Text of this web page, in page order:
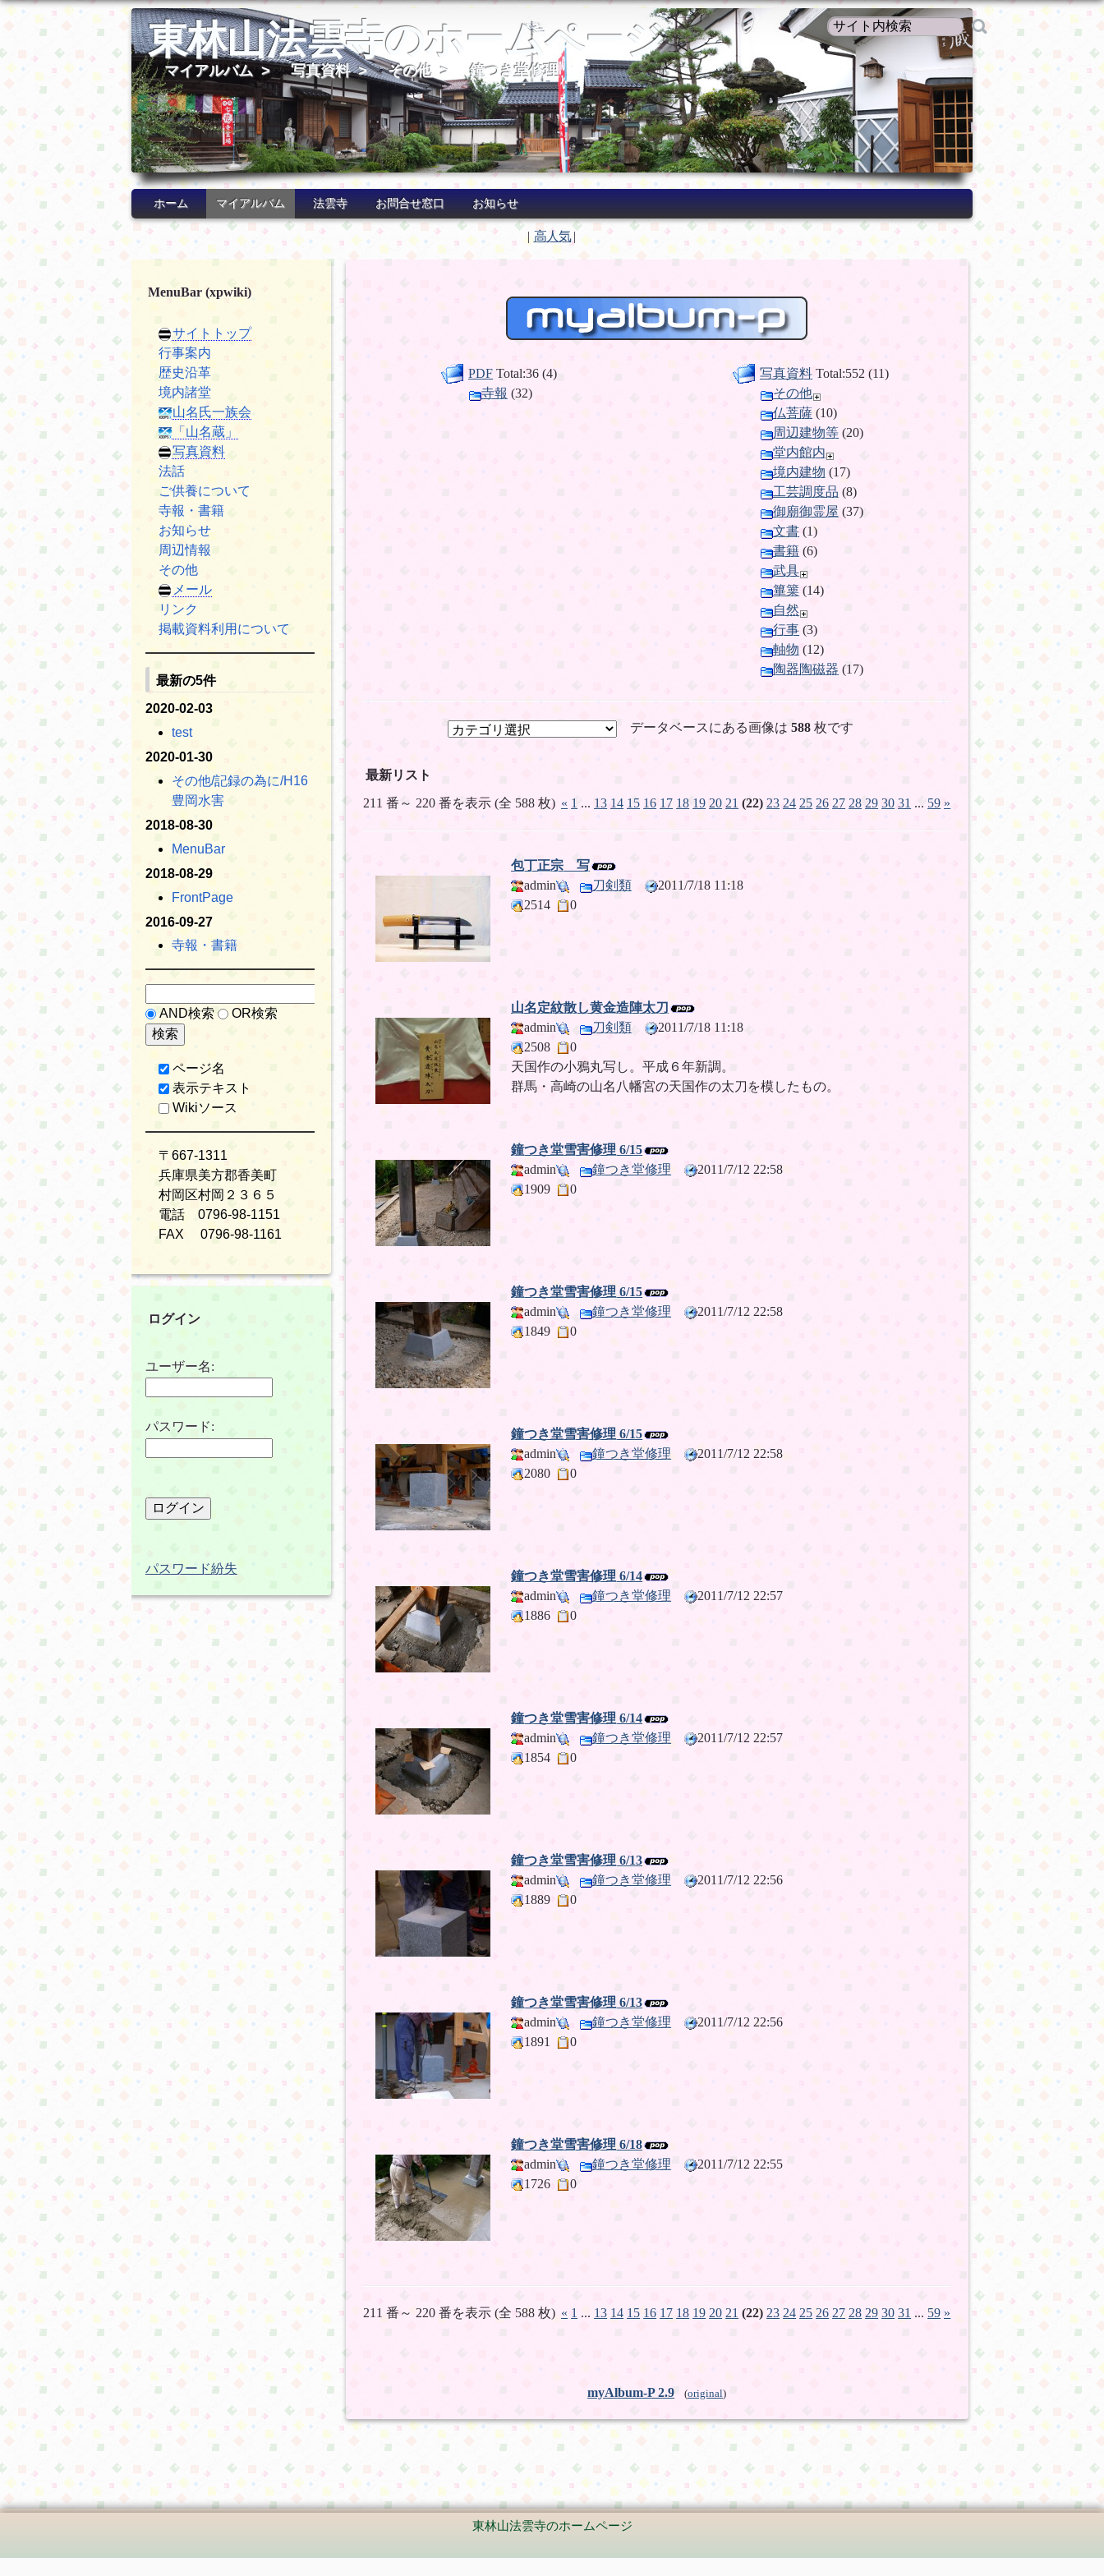
東林山法雲寺のホームページ
マイアルバム > 写真資料> その他 > 鐘つき堂修理
ホーム マイアルバム 法雲寺 お問合せ窓口 お知らせ
|高人気|
PDF Total:36 (4)
寺報 (32)
写真資料 Total:552 (11)
その他
仏菩薩 (10)
周辺建物等 (20)
堂内館内
境内建物 (17)
工芸調度品 (8)
御廟御霊屋 (37)
文書 (1)
書籍 (6)
武具
篳篥 (14)
自然
行事 (3)
軸物 (12)
陶器陶磁器 (17)
データベースにある画像は 588枚です
最新リスト
211 番～ 220 番を表示 (全 588 枚) « 1 ... 13 14 15 16 17 18 19 20 21 (22) 23 24 25 26 27 28 29 30 31 ... 59 »
包丁正宗 写
admin
刀剣類
2011/7/18 11:18
2514
0
山名定紋散し黄金造陣太刀
admin
刀剣類
2011/7/18 11:18
2508
0
天国作の小鴉丸写し。平成６年新調。
群馬・高崎の山名八幡宮の天国作の太刀を模したもの。
鐘つき堂雪害修理 6/15
admin
鐘つき堂修理
2011/7/12 22:58
1909
0
鐘つき堂雪害修理 6/15
admin
鐘つき堂修理
2011/7/12 22:58
1849
0
鐘つき堂雪害修理 6/15
admin
鐘つき堂修理
2011/7/12 22:58
2080
0
鐘つき堂雪害修理 6/14
admin
鐘つき堂修理
2011/7/12 22:57
1886
0
鐘つき堂雪害修理 6/14
admin
鐘つき堂修理
2011/7/12 22:57
1854
0
鐘つき堂雪害修理 6/13
admin
鐘つき堂修理
2011/7/12 22:56
1889
0
鐘つき堂雪害修理 6/13
admin
鐘つき堂修理
2011/7/12 22:56
1891
0
鐘つき堂雪害修理 6/18
admin
鐘つき堂修理
2011/7/12 22:55
1726
0
211 番～ 220 番を表示 (全 588 枚) « 1 ... 13 14 15 16 17 18 19 20 21 (22) 23 24 25 26 27 28 29 30 31 ... 59 »
myAlbum-P 2.9 (original)
MenuBar (xpwiki)
サイトトップ
行事案内
歴史沿革
境内諸堂
山名氏一族会
「山名蔵」
写真資料
法話
ご供養について
寺報・書籍
お知らせ
周辺情報
その他
メール
リンク
掲載資料利用について
最新の5件
2020-02-03
test
2020-01-30
その他​/記録の為に​/H16
豊岡水害
2018-08-30
MenuBar
2018-08-29
FrontPage
2016-09-27
寺報・書籍
AND検索 OR検索
ページ名
表示テキスト
Wikiソース
〒667-1311
兵庫県美方郡香美町
村岡区村岡２３６５
電話 0796-98-1151
FAX 0796-98-1161
ログイン
ユーザー名:
パスワード:
パスワード紛失
東林山法雲寺のホームページ